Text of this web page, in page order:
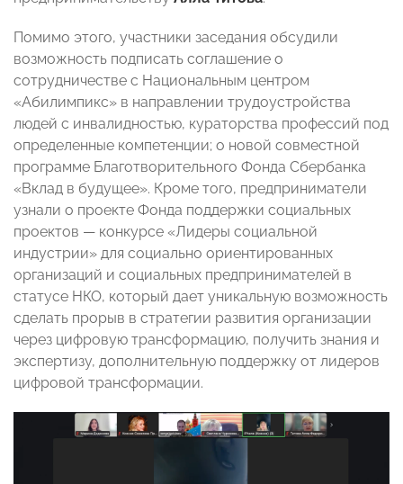
Помимо этого, участники заседания обсудили
возможность подписать соглашение о
сотрудничестве с Национальным центром
«Абилимпикс» в направлении трудоустройства
людей с инвалидностью, кураторства профессий под
определенные компетенции; о новой совместной
программе Благотворительного Фонда Сбербанка
«Вклад в будущее». Кроме того, предприниматели
узнали о проекте Фонда поддержки социальных
проектов — конкурсе «Лидеры социальной
индустрии» для социально ориентированных
организаций и социальных предпринимателей в
статусе НКО, который дает уникальную возможность
сделать прорыв в стратегии развития организации
через цифровую трансформацию, получить знания и
экспертизу, дополнительную поддержку от лидеров
цифровой трансформации.